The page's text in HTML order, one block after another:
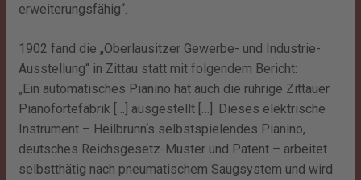
erweiterungsfähig“.
1902 fand die „Oberlausitzer Gewerbe- und Industrie-
Ausstellung“ in Zittau statt mit folgendem Bericht:
„Ein automatisches Pianino hat auch die rührige Zittauer
Pianofortefabrik […] ausgestellt […]. Dieses elektrische
Instrument – Heilbrunn‘s selbstspielendes Pianino,
deutsches Reichsgesetz-Muster und Patent – arbeitet
selbstthätig nach pneumatischem Saugsystem und wird